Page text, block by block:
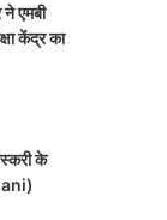
एमबी
केंद्र का
के